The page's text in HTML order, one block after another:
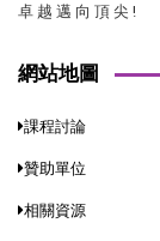
卓 越 邁 向 頂 尖 !
網站地圖
課程討論
贊助單位
相關資源